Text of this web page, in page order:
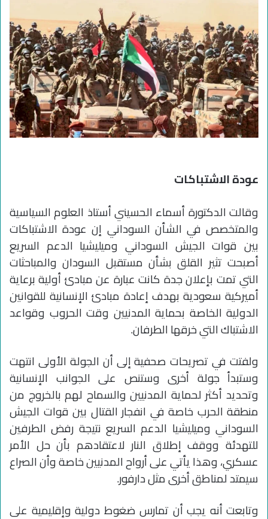
عودة الاشتباكات
وقالت الدكتورة أسماء الحسيني أستاذ العلوم السياسية
والمتخصص في الشأن السوداني إن عودة الاشتباكات
بين قوات الجيش السوداني وميليشيا الدعم السريع
أصبحت تثير القلق بشأن مستقبل السودان والمباحثات
التي تمت بإعلان جدة كانت عبارة عن مبادئ أولية برعاية
أميركية سعودية بهدف إعادة مبادئ الإنسانية للقوانين
الدولية الخاصة بحماية المدنيين وقت الحروب وقواعد
الاشتباك التي خرقها الطرفان.
ولفتت في تصريحات صحفية إلى أن الجولة الأولى انتهت
وستبدأ جولة أخرى وستنص على الجوانب الإنسانية
وتحديد أكثر لحماية المدنيين والسماح لهم بالخروج من
منطقة الحرب خاصة في انفجار القتال بين قوات الجيش
السوداني وميليشيا الدعم السريع نتيجة رفض الطرفين
للتهدئة ووقف إطلاق النار لاعتقادهم بأن حل الأمر
عسكري، وهذا يأتي على أرواح المدنيين خاصة وأن الصراع
سيمتد لمناطق أخرى مثل دارفور.
وتابعت أنه يجب أن تمارس ضغوط دولية وإقليمية على